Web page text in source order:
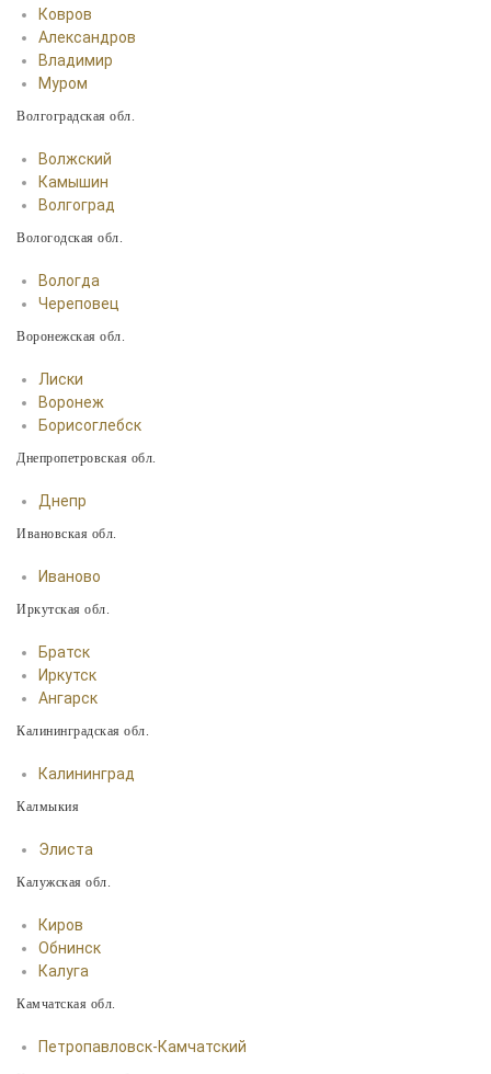
Ковров
Александров
Владимир
Муром
Волгоградская обл.
Волжский
Камышин
Волгоград
Вологодская обл.
Вологда
Череповец
Воронежская обл.
Лиски
Воронеж
Борисоглебск
Днепропетровская обл.
Днепр
Ивановская обл.
Иваново
Иркутская обл.
Братск
Иркутск
Ангарск
Калининградская обл.
Калининград
Калмыкия
Элиста
Калужская обл.
Киров
Обнинск
Калуга
Камчатская обл.
Петропавловск-Камчатский